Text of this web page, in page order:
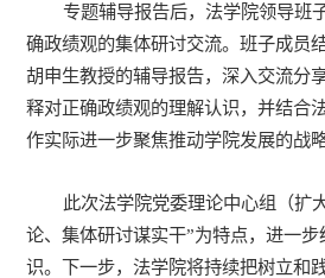
专题辅导报告后，法学院领导班
确政绩观的集体研讨交流。班子成员
胡申生教授的辅导报告，深入交流分
释对正确政绩观的理解认识，并结合
作实际进一步聚焦推动学院发展的战略
此次法学院党委理论中心组（扩
论、集体研讨谋实干”为特点，进一
识。下一步，法学院将持续把树立和